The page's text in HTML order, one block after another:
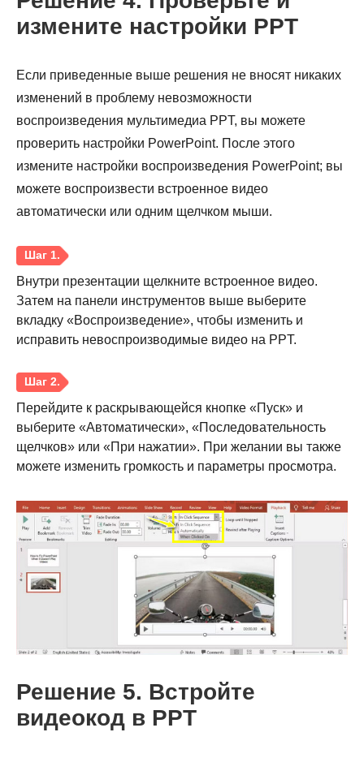
Шаг 1.
Шаг 2.
измените настройки PPT
Если приведенные выше решения не вносят никаких
изменений в проблему невозможности
воспроизведения мультимедиа PPT, вы можете
проверить настройки PowerPoint. После этого
измените настройки воспроизведения PowerPoint; вы
можете воспроизвести встроенное видео
автоматически или одним щелчком мыши.
Внутри презентации щелкните встроенное видео.
Затем на панели инструментов выше выберите
вкладку «Воспроизведение», чтобы изменить и
исправить невоспроизводимые видео на PPT.
Перейдите к раскрывающейся кнопке «Пуск» и
выберите «Автоматически», «Последовательность
щелчков» или «При нажатии». При желании вы также
можете изменить громкость и параметры просмотра.
Решение 5. Встройте
видеокод в PPT